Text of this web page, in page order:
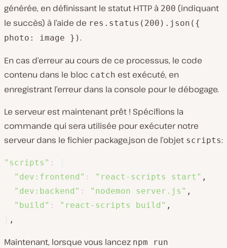
générée, en définissant le statut HTTP à 200 (indiquant
le succès) à l’aide de res.status(200).json({
photo: image }).
En cas d’erreur au cours de ce processus, le code
contenu dans le bloc catch est exécuté, en
enregistrant l’erreur dans la console pour le débogage.
Le serveur est maintenant prêt ! Spécifions la
commande qui sera utilisée pour exécuter notre
serveur dans le fichier package.json de l’objet scripts:
"scripts" :
"dev:frontend" : "react-scripts start" ,
"dev:backend" : "nodemon server.js" ,
"build" : "react-scripts build"
,
Maintenant, lorsque vous lancez npm run